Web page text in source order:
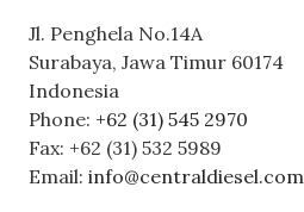
Jl. Penghela No.14A
Surabaya, Jawa Timur 60174
Indonesia
Phone: +62 (31) 545 2970
Fax: +62 (31) 532 5989
Email: info@centraldiesel.com